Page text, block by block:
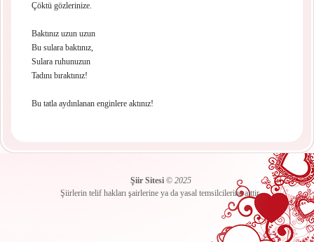
Çöktü gözlerinize.
Baktınız uzun uzun
Bu sulara baktınız,
Sulara ruhunuzun
Tadını bıraktınız!
Bu tatla aydınlanan enginlere aktınız!
Şiir Sitesi© 2025
Şiirlerin telif hakları şairlerine ya da yasal temsilcilerine aittir.